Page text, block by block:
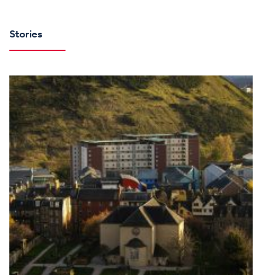
Stories